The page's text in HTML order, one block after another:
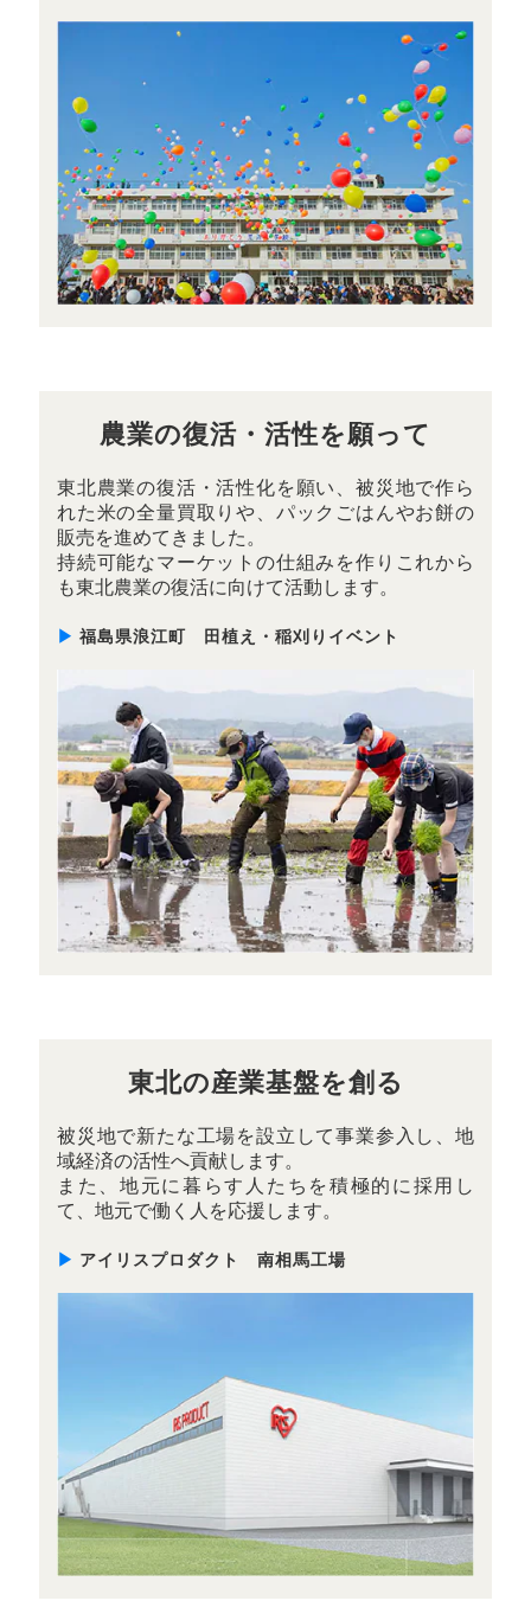
農業の復活・活性を願って
東北農業の復活・活性化を願い、被災地で作ら
れた米の全量買取りや、パックごはんやお餅の
販売を進めてきました。
持続可能なマーケットの仕組みを作りこれから
も東北農業の復活に向けて活動します。
▶ 福島県浪江町 田植え・稲刈りイベント
東北の産業基盤を創る
被災地で新たな工場を設立して事業参入し、地
域経済の活性へ貢献します。
また、地元に暮らす人たちを積極的に採用し
て、地元で働く人を応援します。
▶ アイリスプロダクト 南相馬工場